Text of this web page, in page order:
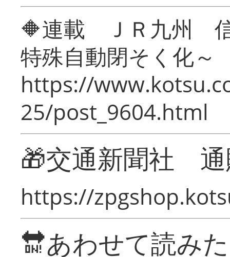
🔶連載 ＪＲ九州 信
特殊自動閉そく化～
https://
25/post_9604.html
🎁交通新聞社
https://
🔛あわせて読み